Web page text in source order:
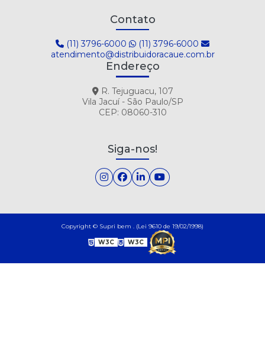
Contato
(11) 3796-6000
(11) 3796-6000
atendimento@distribuidoracaue.com.br
Endereço
R. Tejuguacu, 107
Vila Jacuí - São Paulo/SP
CEP: 08060-310
Siga-nos!
Copyright © Supri bem . (Lei 9610 de 19/02/1998)
W3C W3C